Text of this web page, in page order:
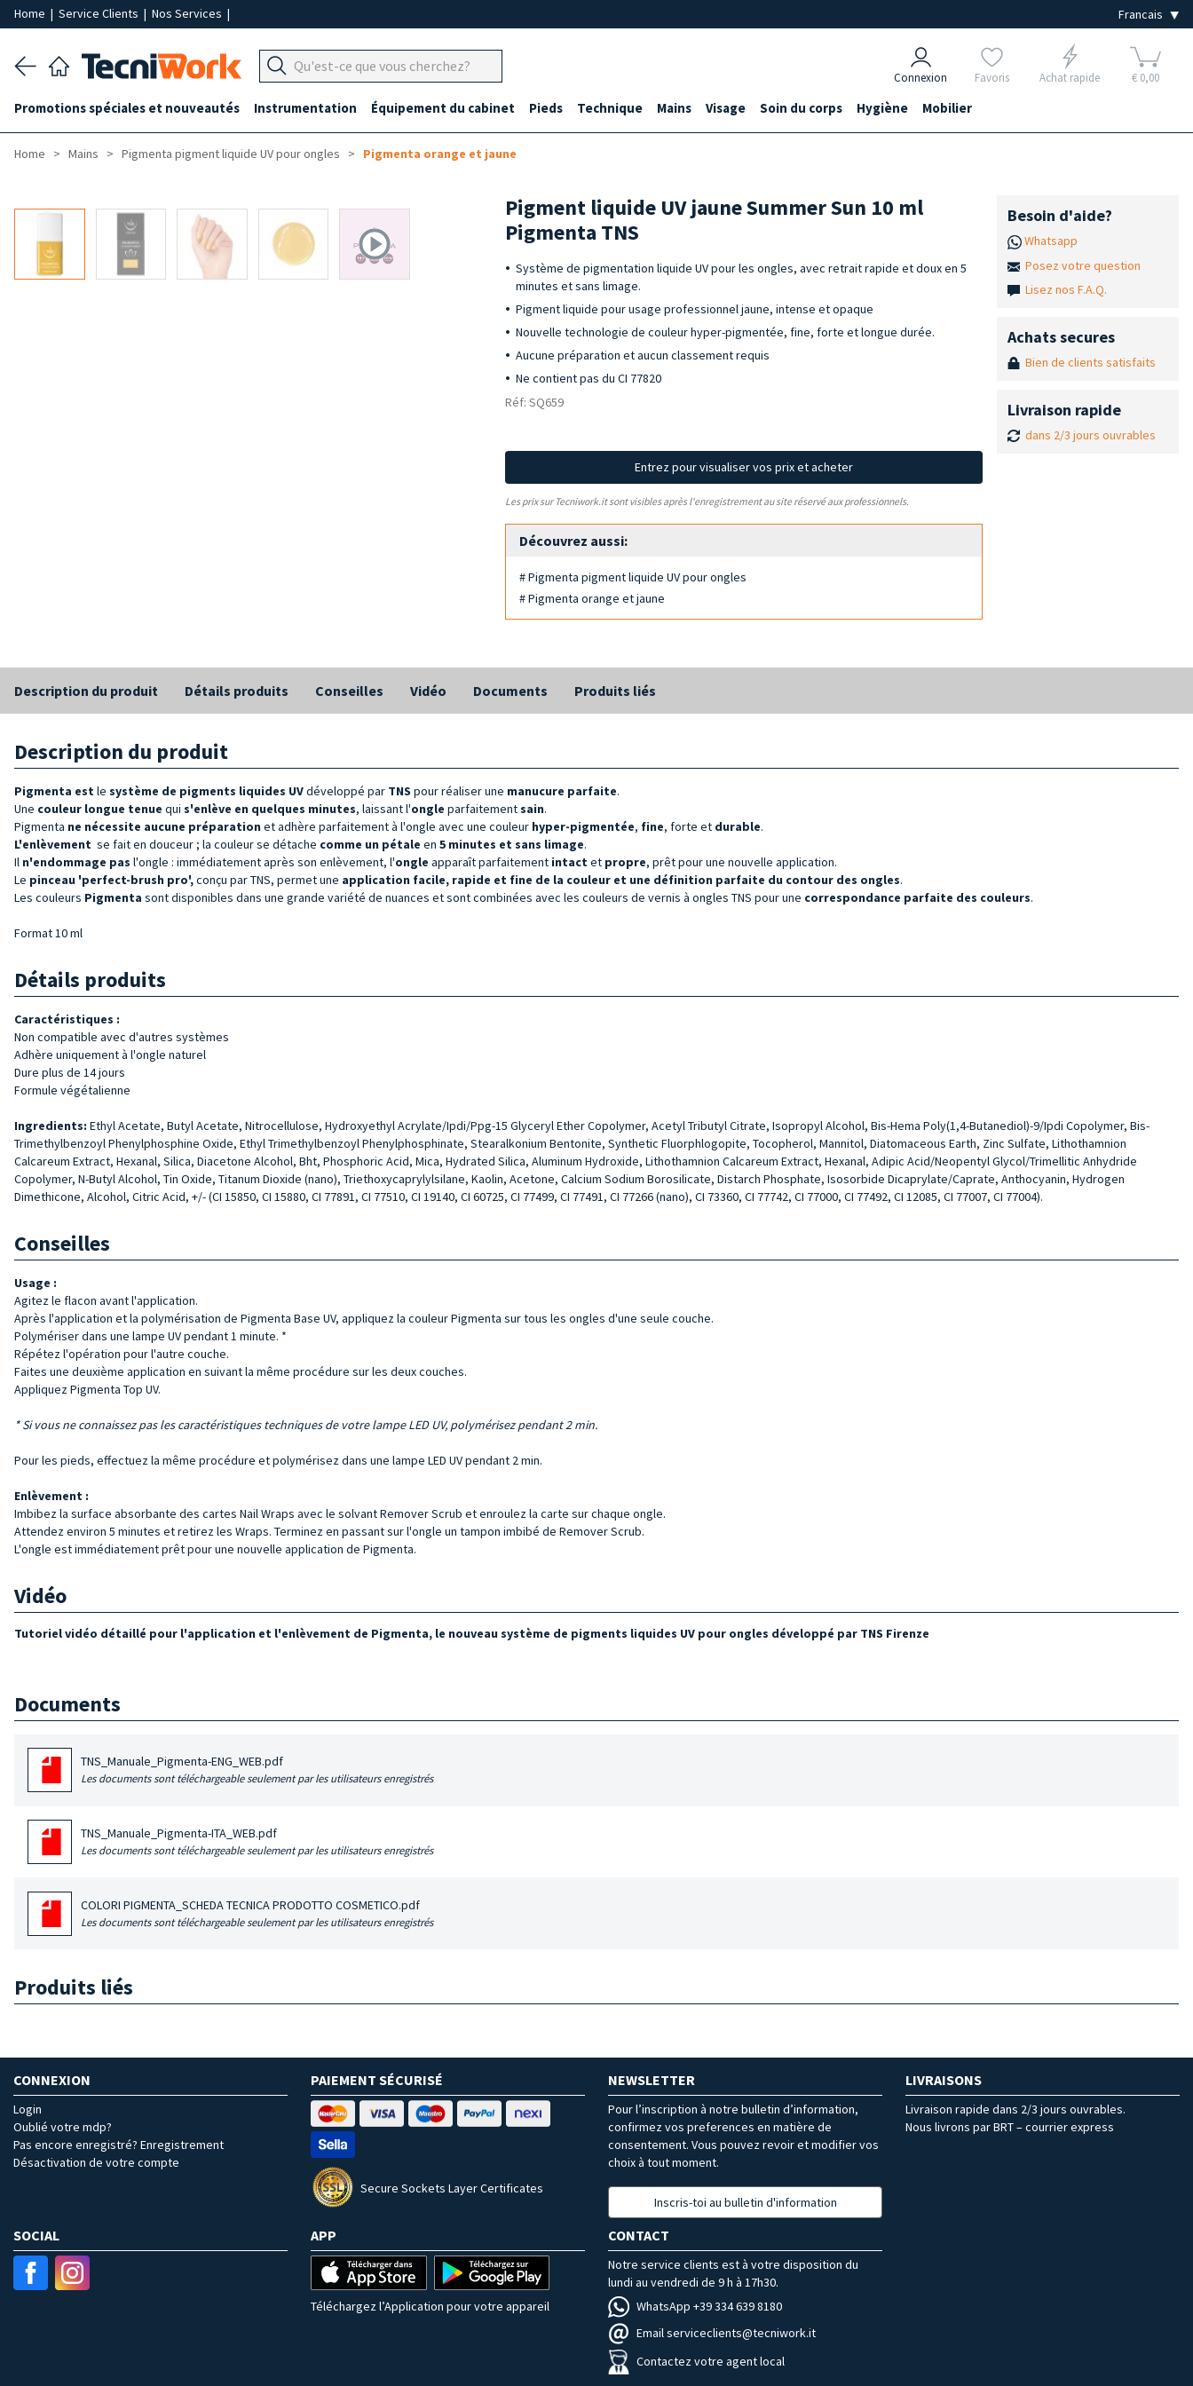
Home | Service Clients | Nos Services |
Connexion Favoris Achat rapide € 0,00
Promotions spéciales et nouveautés Instrumentation Équipement du cabinet Pieds Technique Mains Visage Soin du corps Hygiène Mobilier
Home Mains Pigmenta pigment liquide UV pour ongles Pigmenta orange et jaune
Pigment liquide UV jaune Summer Sun 10 ml
Pigmenta TNS
Système de pigmentation liquide UV pour les ongles, avec retrait rapide et doux en 5
minutes et sans limage.
Pigment liquide pour usage professionnel jaune, intense et opaque
Nouvelle technologie de couleur hyper-pigmentée, fine, forte et longue durée.
Aucune préparation et aucun classement requis
Ne contient pas du CI 77820
Réf: SQ659
Entrez pour visualiser vos prix et acheter
Les prix sur Tecniwork.it sont visibles après l'enregistrement au site réservé aux professionnels.
Découvrez aussi:
# Pigmenta pigment liquide UV pour ongles
# Pigmenta orange et jaune
Besoin d'aide?
Whatsapp
Posez votre question
Lisez nos F.A.Q.
Achats secures
Bien de clients satisfaits
Livraison rapide
dans 2/3 jours ouvrables
Description du produit Détails produits Conseilles Vidéo Documents Produits liés
Description du produit
Pigmenta estle système de pigments liquides UVdéveloppé par TNS pour réaliser une manucure parfaite.
Une couleur longue tenue qui s'enlève en quelques minutes, laissant l'ongle parfaitementsain.
Pigmenta ne nécessite aucune préparation et adhère parfaitement à l'ongle avec une couleur hyper-pigmentée, fine, forte et durable.
L'enlèvement se fait en douceur ; la couleur se détache comme un pétale en 5 minutes et sans limage.
Il n'endommage pas l'ongle : immédiatement après son enlèvement, l'ongle apparaît parfaitement intactet propre, prêt pour une nouvelle application.
Le pinceau 'perfect-brush pro',conçu par TNS, permet une application facile, rapide et fine de la couleur et une définition parfaite du contour des ongles.
Les couleurs Pigmenta sont disponibles dans une grande variété de nuances et sont combinées avec les couleurs de vernis à ongles TNS pour une correspondance parfaite des couleurs.
Format 10 ml
Détails produits
Caractéristiques :
Non compatible avec d'autres systèmes
Adhère uniquement à l'ongle naturel
Dure plus de 14 jours
Formule végétalienne
Ingredients: Ethyl Acetate, Butyl Acetate, Nitrocellulose, Hydroxyethyl Acrylate/Ipdi/Ppg-15 Glyceryl Ether Copolymer, Acetyl Tributyl Citrate, Isopropyl Alcohol, Bis-Hema Poly(1,4-Butanediol)-9/Ipdi Copolymer, Bis-
Trimethylbenzoyl Phenylphosphine Oxide, Ethyl Trimethylbenzoyl Phenylphosphinate, Stearalkonium Bentonite, Synthetic Fluorphlogopite, Tocopherol, Mannitol, Diatomaceous Earth, Zinc Sulfate, Lithothamnion
Calcareum Extract, Hexanal, Silica, Diacetone Alcohol, Bht, Phosphoric Acid, Mica, Hydrated Silica, Aluminum Hydroxide, Lithothamnion Calcareum Extract, Hexanal, Adipic Acid/Neopentyl Glycol/Trimellitic Anhydride
Copolymer, N-Butyl Alcohol, Tin Oxide, Titanum Dioxide (nano), Triethoxycaprylylsilane, Kaolin, Acetone, Calcium Sodium Borosilicate, Distarch Phosphate, Isosorbide Dicaprylate/Caprate, Anthocyanin, Hydrogen
Dimethicone, Alcohol, Citric Acid, +/- (CI 15850, CI 15880, CI 77891, CI 77510, CI 19140, CI 60725, CI 77499, CI 77491, CI 77266 (nano), CI 73360, CI 77742, CI 77000, CI 77492, CI 12085, CI 77007, CI 77004).
Conseilles
Usage :
Agitez le flacon avant l'application.
Après l'application et la polymérisation de Pigmenta Base UV, appliquez la couleur Pigmenta sur tous les ongles d'une seule couche.
Polymériser dans une lampe UV pendant 1 minute. *
Répétez l'opération pour l'autre couche.
Faites une deuxième application en suivant la même procédure sur les deux couches.
Appliquez Pigmenta Top UV.
* Si vous ne connaissez pas les caractéristiques techniques de votre lampe LED UV, polymérisez pendant 2 min.
Pour les pieds, effectuez la même procédure et polymérisez dans une lampe LED UV pendant 2 min.
Enlèvement :
Imbibez la surface absorbante des cartes Nail Wraps avec le solvant Remover Scrub et enroulez la carte sur chaque ongle.
Attendez environ 5 minutes et retirez les Wraps. Terminez en passant sur l'ongle un tampon imbibé de Remover Scrub.
L'ongle est immédiatement prêt pour une nouvelle application de Pigmenta.
Vidéo
Tutoriel vidéo détaillé pour l'application et l'enlèvement de Pigmenta, le nouveau système de pigments liquides UV pour ongles développé par TNS Firenze
Documents
TNS_Manuale_Pigmenta-ENG_WEB.pdf
Les documents sont téléchargeable seulement par les utilisateurs enregistrés
TNS_Manuale_Pigmenta-ITA_WEB.pdf
Les documents sont téléchargeable seulement par les utilisateurs enregistrés
COLORI PIGMENTA_SCHEDA TECNICA PRODOTTO COSMETICO.pdf
Les documents sont téléchargeable seulement par les utilisateurs enregistrés
Produits liés
CONNEXION
Login
Oublié votre mdp?
Pas encore enregistré? Enregistrement
Désactivation de votre compte
PAIEMENT SÉCURISÉ
Secure Sockets Layer Certificates
NEWSLETTER
Pour l’inscription à notre bulletin d’information,
confirmez vos preferences en matière de
consentement. Vous pouvez revoir et modifier vos
choix à tout moment.
Inscris-toi au bulletin d'information
LIVRAISONS
Livraison rapide dans 2/3 jours ouvrables.
Nous livrons par BRT – courrier express
SOCIAL APP
Téléchargez l’Application pour votre appareil
CONTACT
Notre service clients est à votre disposition du
lundi au vendredi de 9 h à 17h30.
WhatsApp +39 334 639 8180
Email serviceclients@tecniwork.it
Contactez votre agent local